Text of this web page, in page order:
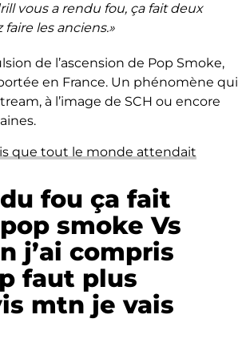
vous a rendu fou, ça fait deux
les anciens.»
de l’ascension de Pop Smoke,
en France. Un phénomène qui
à l’image de SCH ou encore
que tout le monde attendait
fou ça fait
smoke Vs
j’ai compris
faut plus
mtn je vais